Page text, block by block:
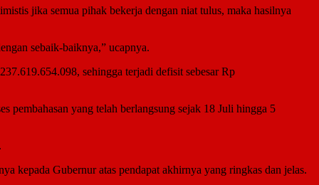
jika semua pihak bekerja dengan niat tulus, maka hasilnya
sebaik-baiknya,” ucapnya.
sehingga terjadi defisit sebesar Rp
yang telah berlangsung sejak 18 Juli hingga 5
kepada Gubernur atas pendapat akhirnya yang ringkas dan jelas.